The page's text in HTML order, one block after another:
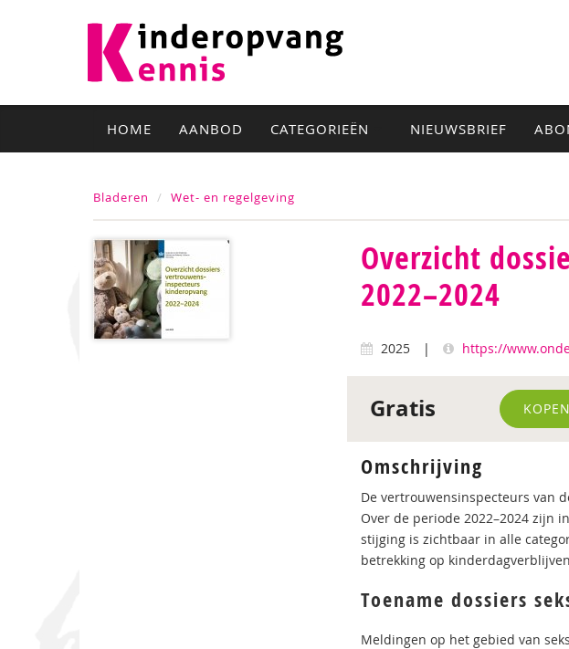
HOME AANBOD CATEGORIEËN NIEUWSBRIEF
Bladeren Wet- en regelgeving
Overzicht
2022–2024
2025 | https://
Gratis
Omschrijving
De vertrouwensinspecteurs van
Over de periode 2022–2024 zijn
stijging is zichtbaar in alle
betrekking op
Toename dossiers
Meldingen op het gebied van